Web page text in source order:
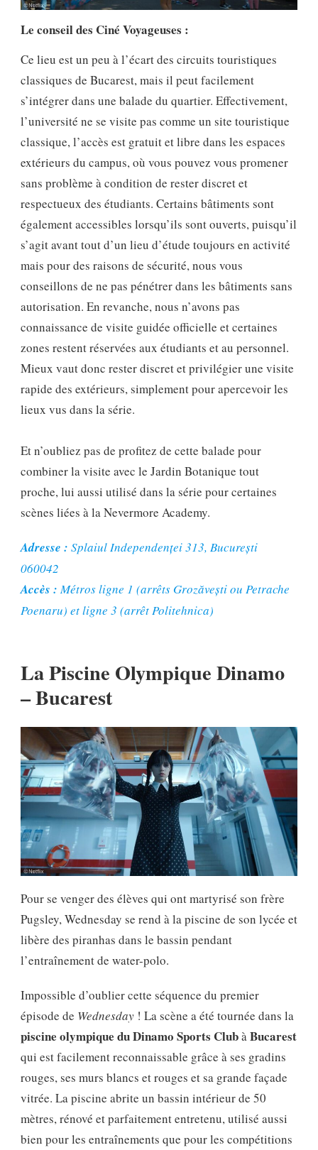
Le conseil des Ciné Voyageuses :
Ce lieu est un peu à l’écart des circuits touristiques
classiques de Bucarest, mais il peut facilement
s’intégrer dans une balade du quartier. Effectivement,
l’université ne se visite pas comme un site touristique
classique, l’accès est gratuit et libre dans les espaces
extérieurs du campus, où vous pouvez vous promener
sans problème à condition de rester discret et
respectueux des étudiants. Certains bâtiments sont
également accessibles lorsqu’ils sont ouverts, puisqu’il
s’agit avant tout d’un lieu d’étude toujours en activité
mais pour des raisons de sécurité, nous vous
conseillons de ne pas pénétrer dans les bâtiments sans
autorisation. En revanche, nous n’avons pas
connaissance de visite guidée officielle et certaines
zones restent réservées aux étudiants et au personnel.
Mieux vaut donc rester discret et privilégier une visite
rapide des extérieurs, simplement pour apercevoir les
lieux vus dans la série.
Et n’oubliez pas de profitez de cette balade pour
combiner la visite avec le Jardin Botanique tout
proche, lui aussi utilisé dans la série pour certaines
scènes liées à la Nevermore Academy.
Adresse : Splaiul Independenței 313, București
060042
Accès :Métros ligne 1 (arrêts Grozăvești ou Petrache
Poenaru) et ligne 3 (arrêt Politehnica)
La Piscine Olympique Dinamo
– Bucarest
Pour se venger des élèves qui ont martyrisé son frère
Pugsley, Wednesday se rend à la piscine de son lycée et
libère des piranhas dans le bassin pendant
l’entraînement de water-polo.
Impossible d’oublier cette séquence du premier
épisode de Wednesday ! La scène a été tournée dans la
piscine olympique du Dinamo Sports ClubàBucarest
qui est facilement reconnaissable grâce à ses gradins
rouges, ses murs blancs et rouges et sa grande façade
vitrée. La piscine abrite un bassin intérieur de 50
mètres, rénové et parfaitement entretenu, utilisé aussi
bien pour les entraînements que pour les compétitions